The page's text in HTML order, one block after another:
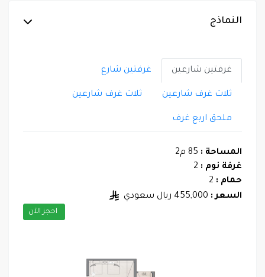
النماذج
غرفتين شارعين غرفتين شارع
ثلاث غرف شارعين ثلاث غرف شارعين
ملحق اربع غرف
المساحة : 85 م2
غرفة نوم : 2
حمام : 2
السعر : 455,000 ريال سعودي
احجز الآن